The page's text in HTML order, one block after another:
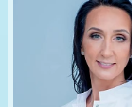
09:00-18:00
пр-т Ленина, 17